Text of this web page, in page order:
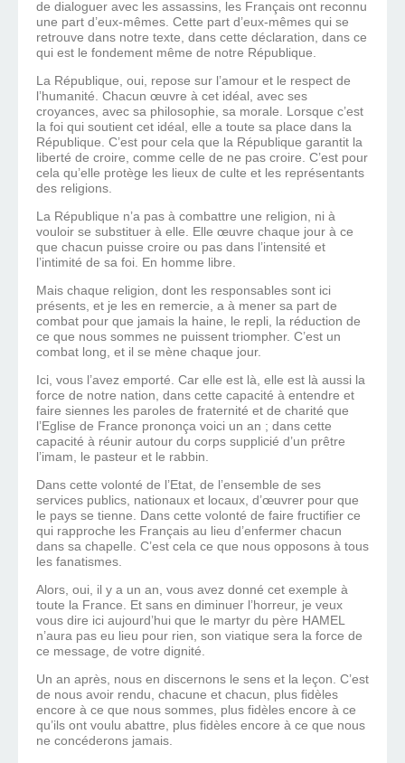
de dialoguer avec les assassins, les Français ont reconnu
une part d’eux-mêmes. Cette part d’eux-mêmes qui se
retrouve dans notre texte, dans cette déclaration, dans ce
qui est le fondement même de notre République.
La République, oui, repose sur l’amour et le respect de
l’humanité. Chacun œuvre à cet idéal, avec ses
croyances, avec sa philosophie, sa morale. Lorsque c’est
la foi qui soutient cet idéal, elle a toute sa place dans la
République. C’est pour cela que la République garantit la
liberté de croire, comme celle de ne pas croire. C’est pour
cela qu’elle protège les lieux de culte et les représentants
des religions.
La République n’a pas à combattre une religion, ni à
vouloir se substituer à elle. Elle œuvre chaque jour à ce
que chacun puisse croire ou pas dans l’intensité et
l’intimité de sa foi. En homme libre.
Mais chaque religion, dont les responsables sont ici
présents, et je les en remercie, a à mener sa part de
combat pour que jamais la haine, le repli, la réduction de
ce que nous sommes ne puissent triompher. C’est un
combat long, et il se mène chaque jour.
Ici, vous l’avez emporté. Car elle est là, elle est là aussi la
force de notre nation, dans cette capacité à entendre et
faire siennes les paroles de fraternité et de charité que
l’Eglise de France prononça voici un an ; dans cette
capacité à réunir autour du corps supplicié d’un prêtre
l’imam, le pasteur et le rabbin.
Dans cette volonté de l’Etat, de l’ensemble de ses
services publics, nationaux et locaux, d’œuvrer pour que
le pays se tienne. Dans cette volonté de faire fructifier ce
qui rapproche les Français au lieu d’enfermer chacun
dans sa chapelle. C’est cela ce que nous opposons à tous
les fanatismes.
Alors, oui, il y a un an, vous avez donné cet exemple à
toute la France. Et sans en diminuer l’horreur, je veux
vous dire ici aujourd’hui que le martyr du père HAMEL
n’aura pas eu lieu pour rien, son viatique sera la force de
ce message, de votre dignité.
Un an après, nous en discernons le sens et la leçon. C’est
de nous avoir rendu, chacune et chacun, plus fidèles
encore à ce que nous sommes, plus fidèles encore à ce
qu’ils ont voulu abattre, plus fidèles encore à ce que nous
ne concéderons jamais.